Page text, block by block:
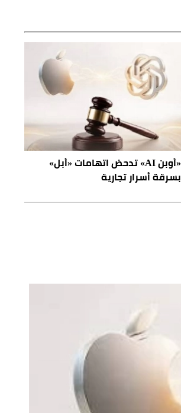
«أوبن AI» تدحض اتهامات «أبل»
بسرقة أسرار تجارية